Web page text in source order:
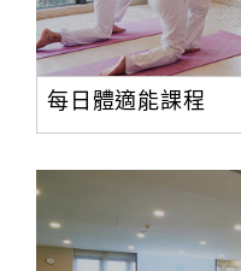
每日體適能課程